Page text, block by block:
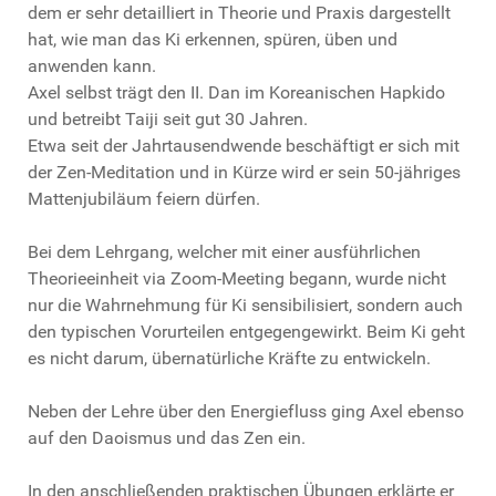
dem er sehr detailliert in Theorie und Praxis dargestellt
hat, wie man das Ki erkennen, spüren, üben und
anwenden kann.
Axel selbst trägt den II. Dan im Koreanischen Hapkido
und betreibt Taiji seit gut 30 Jahren.
Etwa seit der Jahrtausendwende beschäftigt er sich mit
der Zen-Meditation und in Kürze wird er sein 50-jähriges
Mattenjubiläum feiern dürfen.
Bei dem Lehrgang, welcher mit einer ausführlichen
Theorieeinheit via Zoom-Meeting begann, wurde nicht
nur die Wahrnehmung für Ki sensibilisiert, sondern auch
den typischen Vorurteilen entgegengewirkt. Beim Ki geht
es nicht darum, übernatürliche Kräfte zu entwickeln.
Neben der Lehre über den Energiefluss ging Axel ebenso
auf den Daoismus und das Zen ein.
In den anschließenden praktischen Übungen erklärte er